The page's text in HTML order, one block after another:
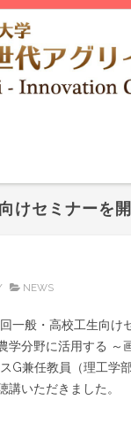
けセミナーを
NEWS
一般・高校工生向け
学分野に活用する ～
G兼任教員（理工学
講いただきました。